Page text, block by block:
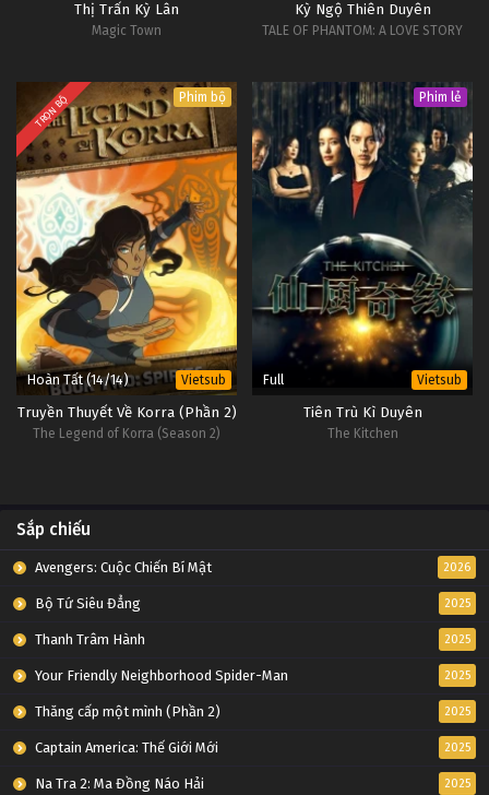
Thị Trấn Kỳ Lân
Magic Town
Kỳ Ngộ Thiên Duyên
TALE OF PHANTOM: A LOVE STORY
TRỌN BỘ Phim bộ
Hoàn Tất (14/14) Vietsub
Truyền Thuyết Về Korra (Phần 2)
The Legend of Korra (Season 2)
Phim lẻ
Full Vietsub
Tiên Trù Kì Duyên
The Kitchen
Sắp chiếu
Avengers: Cuộc Chiến Bí Mật 2026
Bộ Tứ Siêu Đẳng 2025
Thanh Trâm Hành 2025
Your Friendly Neighborhood Spider-Man 2025
Thăng cấp một mình (Phần 2) 2025
Captain America: Thế Giới Mới 2025
Na Tra 2: Ma Đồng Náo Hải 2025